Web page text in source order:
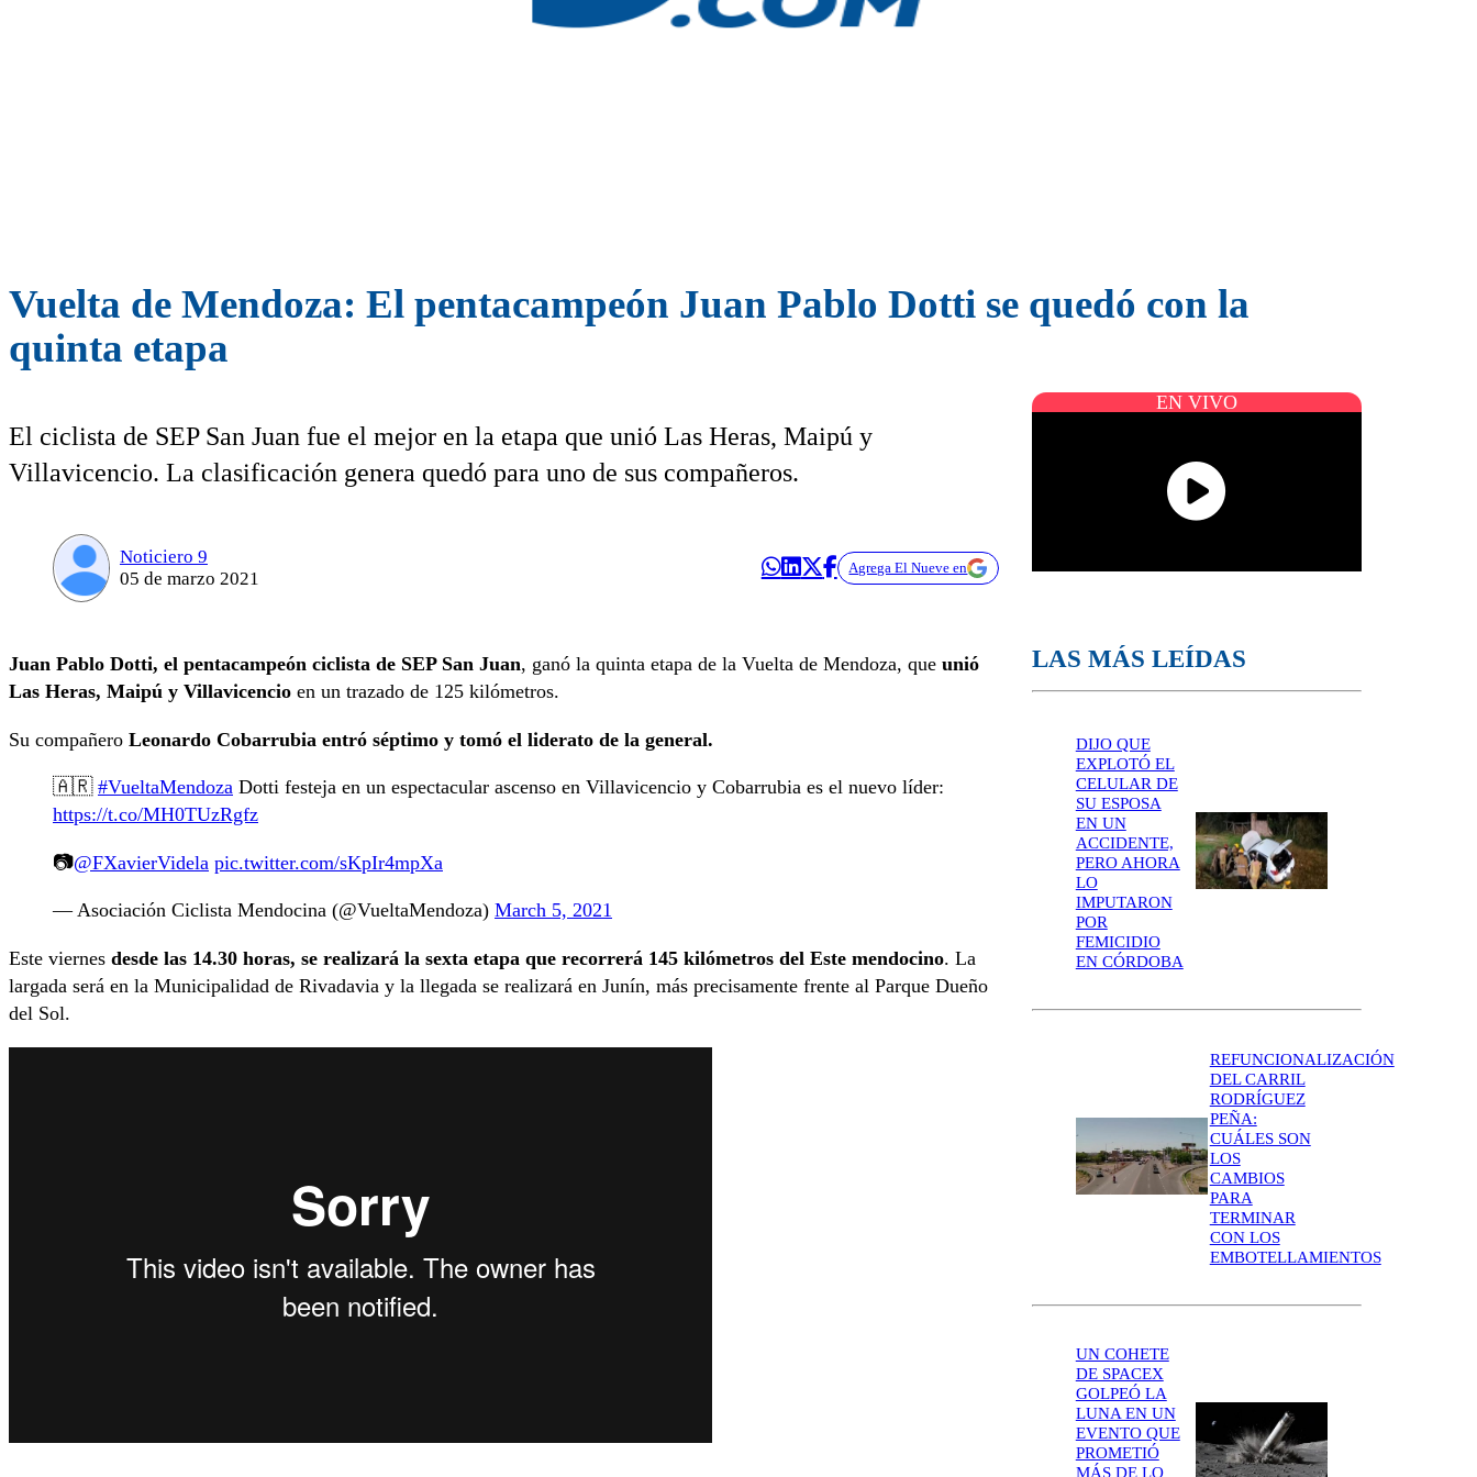
Vuelta de Mendoza: El pentacampeón Juan Pablo Dotti se quedó con la
quinta etapa
El ciclista de SEP San Juan fue el mejor en la etapa que unió Las Heras, Maipú y
Villavicencio. La clasificación genera quedó para uno de sus compañeros.
Noticiero 9
05 de marzo 2021
Agrega El Nueve en
Juan Pablo Dotti, el pentacampeón ciclista de SEP San Juan, ganó la quinta etapa de la Vuelta de Mendoza, que unió
Las Heras, Maipú y Villavicencio en un trazado de 125 kilómetros.
Su compañero Leonardo Cobarrubia entró séptimo y tomó el liderato de la general.
🇦🇷 #VueltaMendoza Dotti festeja en un espectacular ascenso en Villavicencio y Cobarrubia es el nuevo líder:
https://t.co/MH0TUzRgfz
📷@FXavierVidela pic.twitter.com/sKpIr4mpXa
— Asociación Ciclista Mendocina (@VueltaMendoza) March 5, 2021
Este viernes desde las 14.30 horas, se realizará la sexta etapa que recorrerá 145 kilómetros del Este mendocino. La
largada será en la Municipalidad de Rivadavia y la llegada se realizará en Junín, más precisamente frente al Parque Dueño
del Sol.
EN VIVO
LAS MÁS LEÍDAS
DIJO QUE
EXPLOTÓ EL
CELULAR DE
SU ESPOSA
EN UN
ACCIDENTE,
PERO AHORA
LO
IMPUTARON
POR
FEMICIDIO
EN CÓRDOBA
REFUNCIONALIZACIÓN
DEL CARRIL
RODRÍGUEZ
PEÑA:
CUÁLES SON
LOS
CAMBIOS
PARA
TERMINAR
CON LOS
EMBOTELLAMIENTOS
UN COHETE
DE SPACEX
GOLPEÓ LA
LUNA EN UN
EVENTO QUE
PROMETIÓ
MÁS DE LO